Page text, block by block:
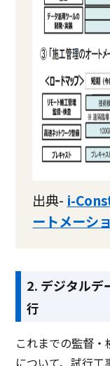
出典- i-
ートメーシ
2. デジタルデ
行
これまでの監督
について、試行工